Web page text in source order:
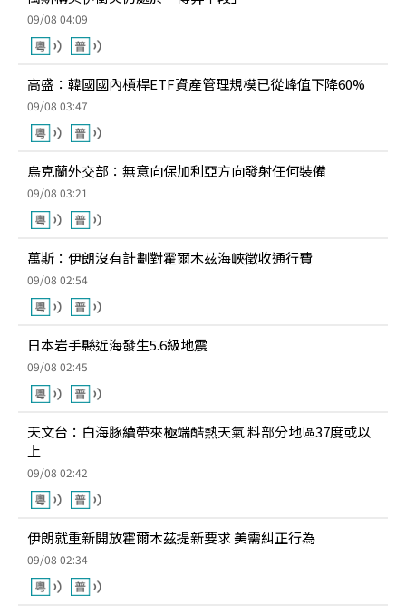
09/08 04:09
高盛：韓國國內槓桿ETF資產管理規模已從峰值下降60%
09/08 03:47
烏克蘭外交部：無意向保加利亞方向發射任何裝備
09/08 03:21
萬斯：伊朗沒有計劃對霍爾木茲海峽徵收通行費
09/08 02:54
日本岩手縣近海發生5.6級地震
09/08 02:45
天文台：白海豚續帶來極端酷熱天氣 料部分地區37度或以
上
09/08 02:42
伊朗就重新開放霍爾木茲提新要求 美需糾正行為
09/08 02:34